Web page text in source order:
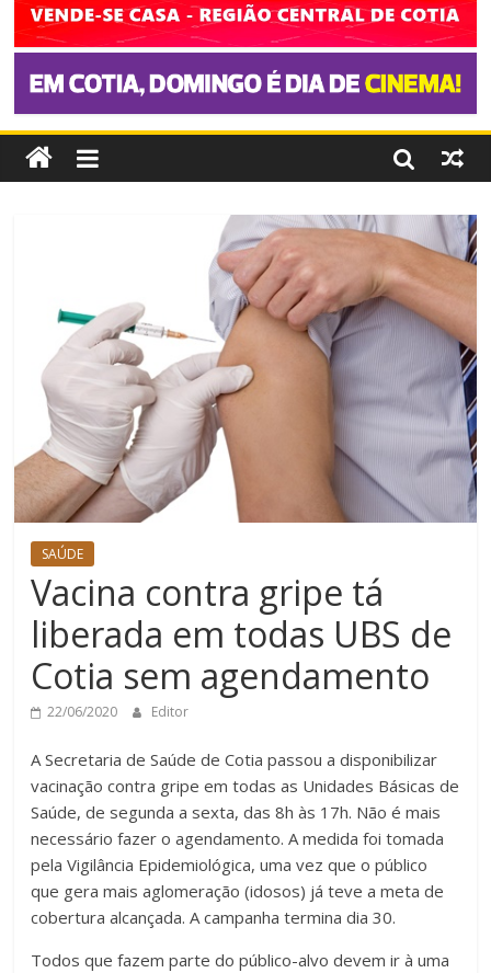
SAÚDE
Vacina contra gripe tá
liberada em todas UBS de
Cotia sem agendamento
22/06/2020 Editor
A Secretaria de Saúde de Cotia passou a disponibilizar
vacinação contra gripe em todas as Unidades Básicas de
Saúde, de segunda a sexta, das 8h às 17h. Não é mais
necessário fazer o agendamento. A medida foi tomada
pela Vigilância Epidemiológica, uma vez que o público
que gera mais aglomeração (idosos) já teve a meta de
cobertura alcançada. A campanha termina dia 30.
Todos que fazem parte do público-alvo devem ir à uma